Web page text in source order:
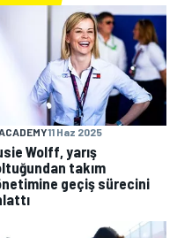
11 Haz 2025
Wolff, yarış
takım
geçiş sürecini